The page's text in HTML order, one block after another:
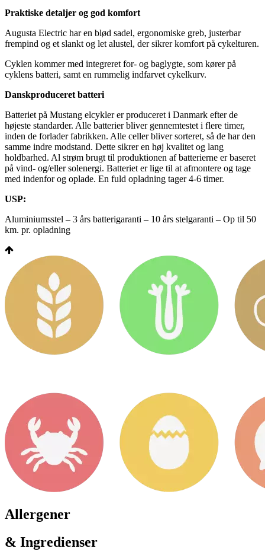
Praktiske detaljer og god komfort
Augusta Electric har en blød sadel, ergonomiske greb, justerbar
frempind og et slankt og let alustel, der sikrer komfort på cykelturen.
Cyklen kommer med integreret for- og baglygte, som kører på
cyklens batteri, samt en rummelig indfarvet cykelkurv.
Danskproduceret batteri
Batteriet på Mustang elcykler er produceret i Danmark efter de
højeste standarder. Alle batterier bliver gennemtestet i flere timer,
inden de forlader fabrikken. Alle celler bliver sorteret, så de har den
samme indre modstand. Dette sikrer en høj kvalitet og lang
holdbarhed. Al strøm brugt til produktionen af batterierne er baseret
på vind- og/eller solenergi. Batteriet er lige til at afmontere og tage
med indenfor og oplade. En fuld opladning tager 4-6 timer.
USP:
Aluminiumsstel – 3 års batterigaranti – 10 års stelgaranti – Op til 50
km. pr. opladning
Allergener
& Ingredienser